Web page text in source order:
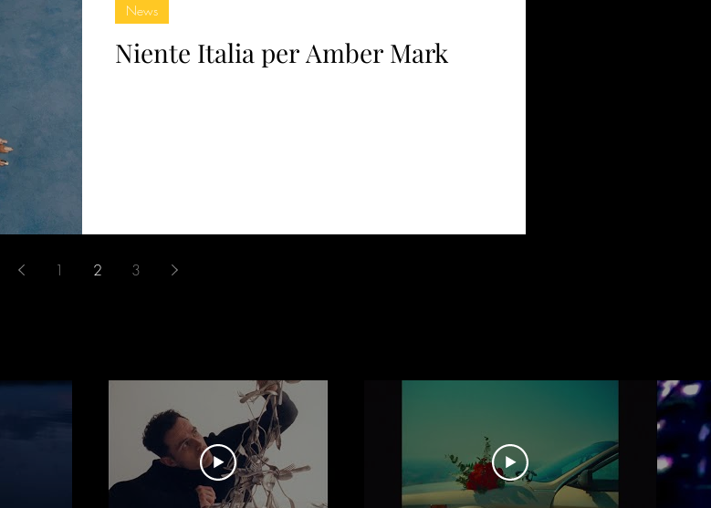
Niente Italia per Amber Mark
News
1 2 3